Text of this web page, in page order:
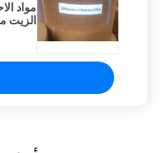
مواد
الزيت